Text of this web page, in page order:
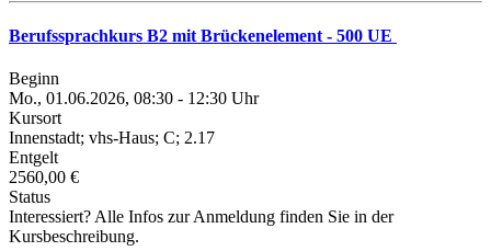
Berufssprachkurs B2 mit Brückenelement - 500 UE
Beginn
Mo., 01.06.2026, 08:30 - 12:30 Uhr
Kursort
Innenstadt; vhs-Haus; C; 2.17
Entgelt
2560,00 €
Status
Interessiert? Alle Infos zur Anmeldung finden Sie in der
Kursbeschreibung.